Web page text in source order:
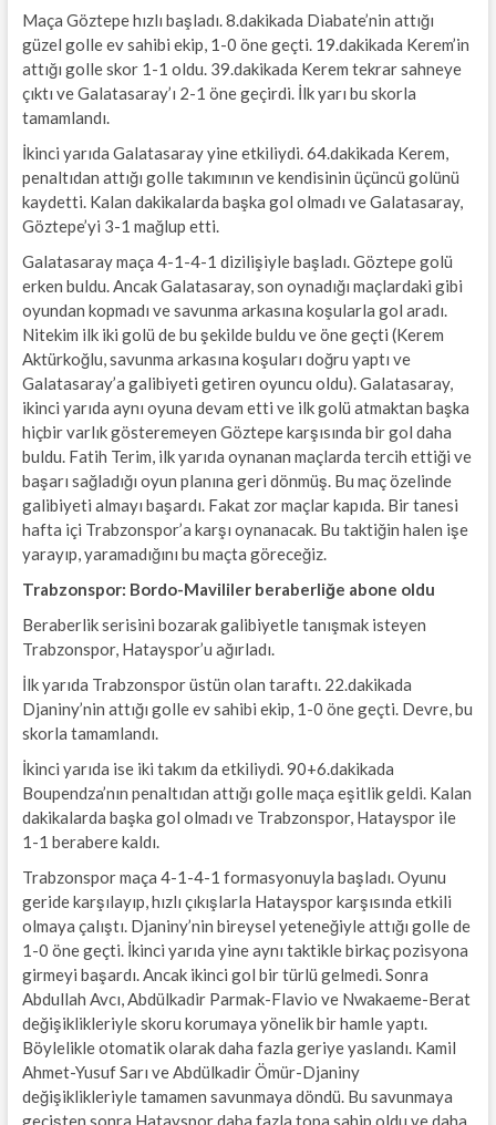
Maça Göztepe hızlı başladı. 8.dakikada Diabate’nin attığı
güzel golle ev sahibi ekip, 1-0 öne geçti. 19.dakikada Kerem’in
attığı golle skor 1-1 oldu. 39.dakikada Kerem tekrar sahneye
çıktı ve Galatasaray’ı 2-1 öne geçirdi. İlk yarı bu skorla
tamamlandı.
İkinci yarıda Galatasaray yine etkiliydi. 64.dakikada Kerem,
penaltıdan attığı golle takımının ve kendisinin üçüncü golünü
kaydetti. Kalan dakikalarda başka gol olmadı ve Galatasaray,
Göztepe’yi 3-1 mağlup etti.
Galatasaray maça 4-1-4-1 dizilişiyle başladı. Göztepe golü
erken buldu. Ancak Galatasaray, son oynadığı maçlardaki gibi
oyundan kopmadı ve savunma arkasına koşularla gol aradı.
Nitekim ilk iki golü de bu şekilde buldu ve öne geçti (Kerem
Aktürkoğlu, savunma arkasına koşuları doğru yaptı ve
Galatasaray’a galibiyeti getiren oyuncu oldu). Galatasaray,
ikinci yarıda aynı oyuna devam etti ve ilk golü atmaktan başka
hiçbir varlık gösteremeyen Göztepe karşısında bir gol daha
buldu. Fatih Terim, ilk yarıda oynanan maçlarda tercih ettiği ve
başarı sağladığı oyun planına geri dönmüş. Bu maç özelinde
galibiyeti almayı başardı. Fakat zor maçlar kapıda. Bir tanesi
hafta içi Trabzonspor’a karşı oynanacak. Bu taktiğin halen işe
yarayıp, yaramadığını bu maçta göreceğiz.
Trabzonspor: Bordo-Mavililer beraberliğe abone oldu
Beraberlik serisini bozarak galibiyetle tanışmak isteyen
Trabzonspor, Hatayspor’u ağırladı.
İlk yarıda Trabzonspor üstün olan taraftı. 22.dakikada
Djaniny’nin attığı golle ev sahibi ekip, 1-0 öne geçti. Devre, bu
skorla tamamlandı.
İkinci yarıda ise iki takım da etkiliydi. 90+6.dakikada
Boupendza’nın penaltıdan attığı golle maça eşitlik geldi. Kalan
dakikalarda başka gol olmadı ve Trabzonspor, Hatayspor ile
1-1 berabere kaldı.
Trabzonspor maça 4-1-4-1 formasyonuyla başladı. Oyunu
geride karşılayıp, hızlı çıkışlarla Hatayspor karşısında etkili
olmaya çalıştı. Djaniny’nin bireysel yeteneğiyle attığı golle de
1-0 öne geçti. İkinci yarıda yine aynı taktikle birkaç pozisyona
girmeyi başardı. Ancak ikinci gol bir türlü gelmedi. Sonra
Abdullah Avcı, Abdülkadir Parmak-Flavio ve Nwakaeme-Berat
değişiklikleriyle skoru korumaya yönelik bir hamle yaptı.
Böylelikle otomatik olarak daha fazla geriye yaslandı. Kamil
Ahmet-Yusuf Sarı ve Abdülkadir Ömür-Djaniny
değişiklikleriyle tamamen savunmaya döndü. Bu savunmaya
geçişten sonra Hatayspor daha fazla topa sahip oldu ve daha